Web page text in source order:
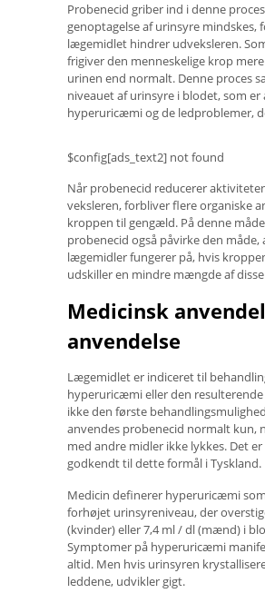
Probenecid griber ind i denne
genoptagelse af urinsyre mindskes,
lægemidlet hindrer udveksleren.
frigiver den menneskelige krop
urinen end normalt. Denne proces
niveauet af urinsyre i blodet, som er
hyperuricæmi og de ledproblemer,
$config[ads_text2] not found
Når probenecid reducerer
veksleren, forbliver flere organiske
kroppen til gengæld. På denne
probenecid også påvirke den måde,
lægemidler fungerer på, hvis
udskiller en mindre mængde af
Medicinsk
anvendelse
Lægemidlet er indiceret til
hyperuricæmi eller den
ikke den første
anvendes probenecid normalt kun,
med andre midler ikke lykkes. Det er
godkendt til dette formål i Tyskland.
Medicin definerer hyperuricæmi
forhøjet urinsyreniveau, der
(kvinder) eller 7,4 ml / dl (mænd) i
Symptomer på hyperuricæmi
altid. Men hvis urinsyren
leddene, udvikler gigt.